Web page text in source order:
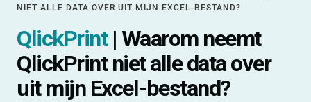
NIET ALLE DATA OVER UIT MIJN EXCEL-BESTAND?
QlickPrint| Waarom neemt
QlickPrint niet alle data over
uit mijn Excel-bestand?